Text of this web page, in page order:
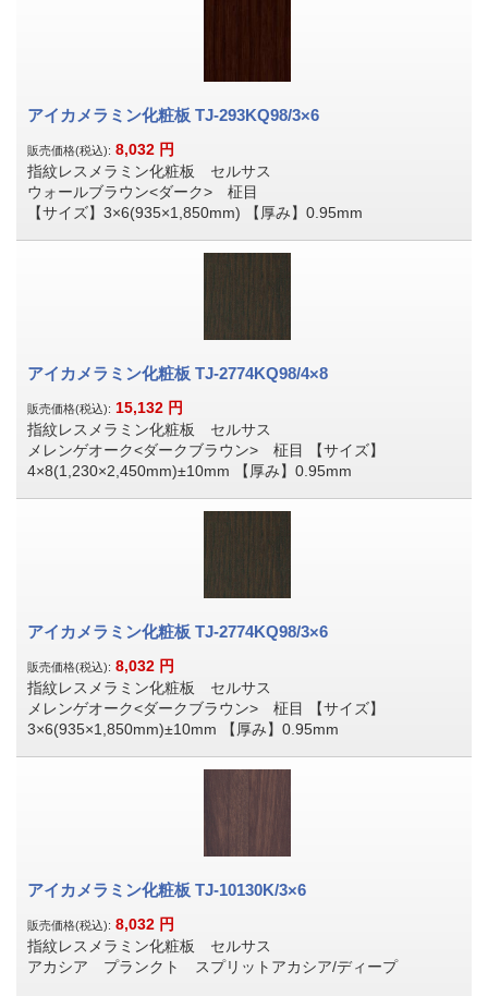
アイカメラミン化粧板 TJ-293KQ98/3×6
販売価格(税込): 8,032 円
指紋レスメラミン化粧板 セルサス
ウォールブラウン<ダーク> 柾目
【サイズ】3×6(935×1,850mm) 【厚み】0.95mm
アイカメラミン化粧板 TJ-2774KQ98/4×8
販売価格(税込): 15,132 円
指紋レスメラミン化粧板 セルサス
メレンゲオーク<ダークブラウン> 柾目 【サイズ】
4×8(1,230×2,450mm)±10mm 【厚み】0.95mm
アイカメラミン化粧板 TJ-2774KQ98/3×6
販売価格(税込): 8,032 円
指紋レスメラミン化粧板 セルサス
メレンゲオーク<ダークブラウン> 柾目 【サイズ】
3×6(935×1,850mm)±10mm 【厚み】0.95mm
アイカメラミン化粧板 TJ-10130K/3×6
販売価格(税込): 8,032 円
指紋レスメラミン化粧板 セルサス
アカシア プランクト スプリットアカシア/ディープ